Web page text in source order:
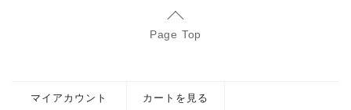
Page Top
マイアカウント カートを見る